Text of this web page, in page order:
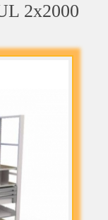
2х2000